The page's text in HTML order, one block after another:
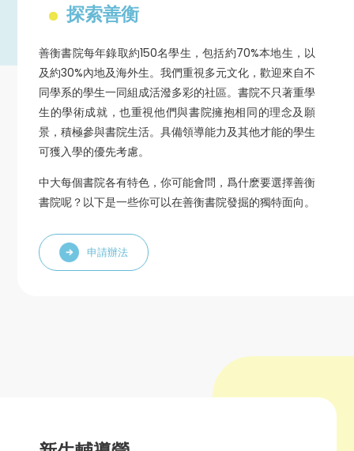
探索善衡
善衡書院每年錄取約150名學生，包括約70%本地生，以
及約30%內地及海外生。我們重視多元文化，歡迎來自不
同學系的學生一同組成活潑多彩的社區。書院不只著重學
生的學術成就，也重視他們與書院擁抱相同的理念及願
景，積極參與書院生活。具備領導能力及其他才能的學生
可獲入學的優先考慮。
中大每個書院各有特色，你可能會問，爲什麽要選擇善衡
書院呢？以下是一些你可以在善衡書院發掘的獨特面向。
申請辦法